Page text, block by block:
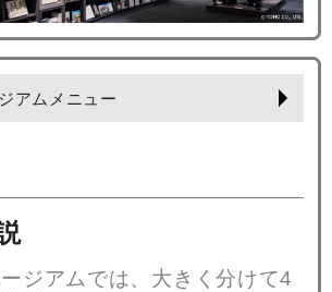
アムメニュー
ジアムでは、大きく分けて4